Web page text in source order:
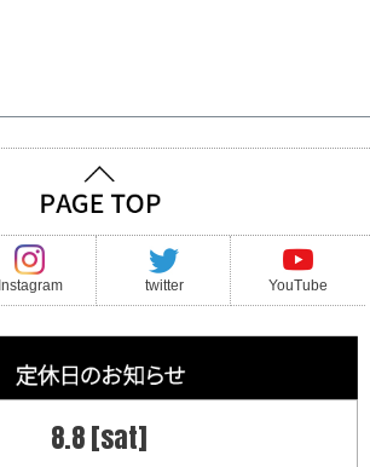
Instagram twitter YouTube
8.8 [sat]